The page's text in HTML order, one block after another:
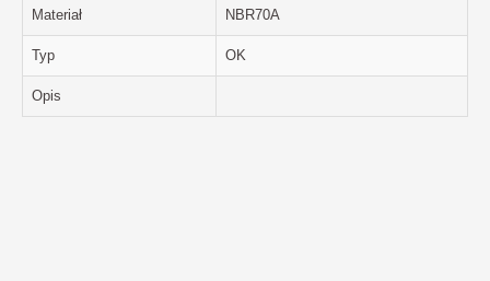
Materiał NBR70A
Typ OK
Opis